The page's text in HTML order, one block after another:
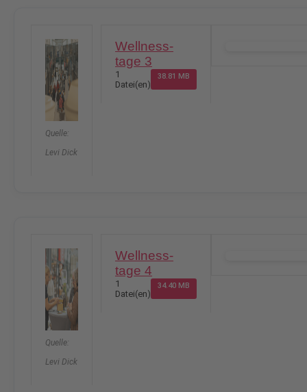
Quelle:
Levi Dick
Wellness-
tage 3
1
Datei(en)
38.81 MB
Quelle:
Levi Dick
Wellness-
tage 4
1
Datei(en)
34.40 MB